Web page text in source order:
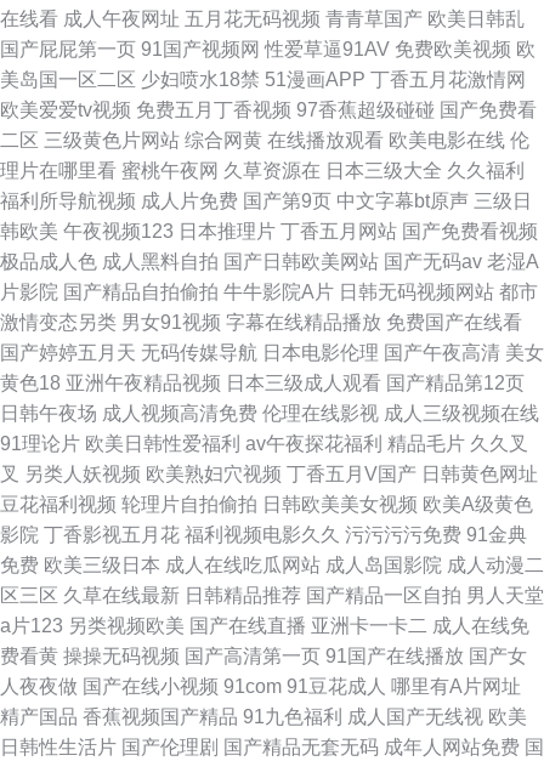
在线看 成人午夜网址 五月花无码视频 青青草国产 欧美日韩乱
国产屁屁第一页 91国产视频网 性爱草逼91AV 免费欧美视频 欧
美岛国一区二区 少妇喷水18禁 51漫画APP 丁香五月花激情网
欧美爱爱tv视频 免费五月丁香视频 97香蕉超级碰碰 国产免费看
二区 三级黄色片网站 综合网黄 在线播放观看 欧美电影在线 伦
理片在哪里看 蜜桃午夜网 久草资源在 日本三级大全 久久福利
福利所导航视频 成人片免费 国产第9页 中文字幕bt原声 三级日
韩欧美 午夜视频123 日本推理片 丁香五月网站 国产免费看视频
极品成人色 成人黑料自拍 国产日韩欧美网站 国产无码av 老湿A
片影院 国产精品自拍偷拍 牛牛影院A片 日韩无码视频网站 都市
激情变态另类 男女91视频 字幕在线精品播放 免费国产在线看
国产婷婷五月天 无码传媒导航 日本电影伦理 国产午夜高清 美女
黄色18 亚洲午夜精品视频 日本三级成人观看 国产精品第12页
日韩午夜场 成人视频高清免费 伦理在线影视 成人三级视频在线
91理论片 欧美日韩性爱福利 av午夜探花福利 精品毛片 久久叉
叉 另类人妖视频 欧美熟妇穴视频 丁香五月V国产 日韩黄色网址
豆花福利视频 轮理片自拍偷拍 日韩欧美美女视频 欧美A级黄色
影院 丁香影视五月花 福利视频电影久久 污污污污免费 91金典
免费 欧美三级日本 成人在线吃瓜网站 成人岛国影院 成人动漫二
区三区 久草在线最新 日韩精品推荐 国产精品一区自拍 男人天堂
a片123 另类视频欧美 国产在线直播 亚洲卡一卡二 成人在线免
费看黄 操操无码视频 国产高清第一页 91国产在线播放 国产女
人夜夜做 国产在线小视频 91com 91豆花成人 哪里有A片网址
精产国品 香蕉视频国产精品 91九色福利 成人国产无线视 欧美
日韩性生活片 国产伦理剧 国产精品无套无码 成年人网站免费 国